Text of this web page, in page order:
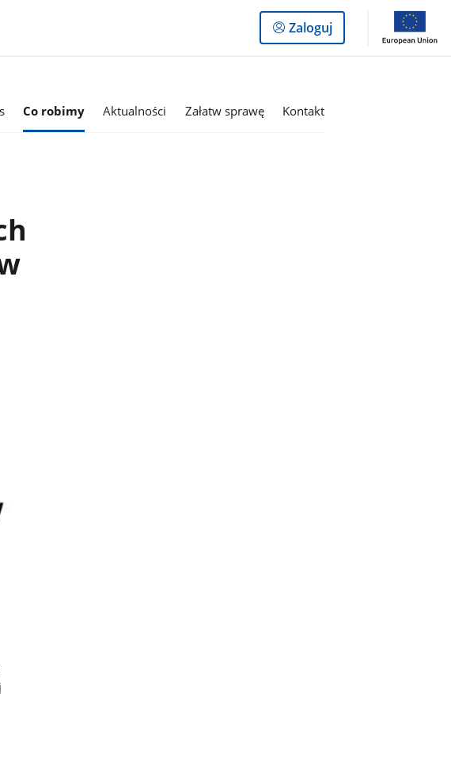
Logowanie
do
Zaloguj
Co robimy Aktualności Załatw sprawę Kontakt